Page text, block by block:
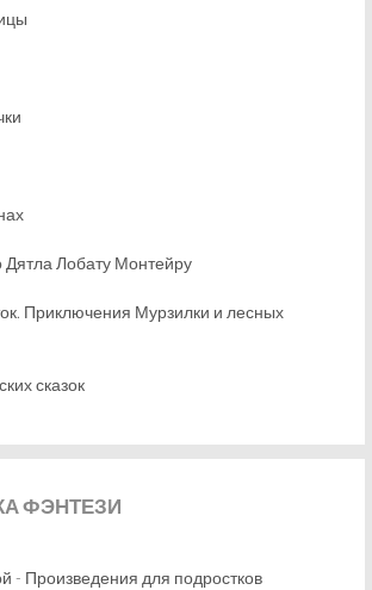
Лобату Монтейру
Приключения Мурзилки и лесных
сказок
ФЭНТЕЗИ
- Произведения для подростков